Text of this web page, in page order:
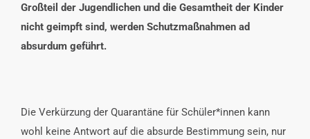
Großteil der Jugendlichen und die Gesamtheit der Kinder
nicht geimpft sind, werden Schutzmaßnahmen ad
absurdum geführt.
Die Verkürzung der Quarantäne für Schüler*innen kann
wohl keine Antwort auf die absurde Bestimmung sein, nur